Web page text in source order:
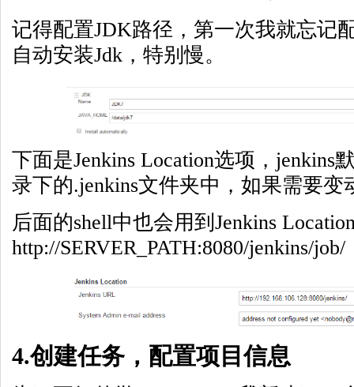
记得配置JDK路径，第一次我就忘记
自动安装Jdk，特别慢。
下面是Jenkins Location选项，jenkins
录下的.jenkins文件夹中，如果需要变
后面的shell中也会用到Jenkins
http://SERVER_PATH:8080/jenkins/job/
4.创建任务，配置项目信息